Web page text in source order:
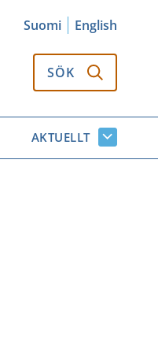
Suomi
English
SÖK
AKTUELLT
Aktuellt